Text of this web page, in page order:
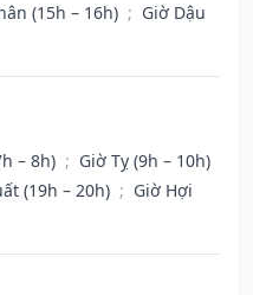
(15h – 16h) ; Giờ Dậu
– 8h) ; Giờ Tỵ (9h – 10h)
(19h – 20h) ; Giờ Hợi